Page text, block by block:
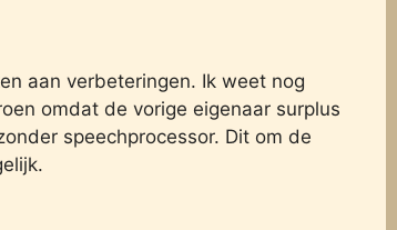
aan verbeteringen. Ik weet nog
omdat de vorige eigenaar surplus
speechprocessor. Dit om de